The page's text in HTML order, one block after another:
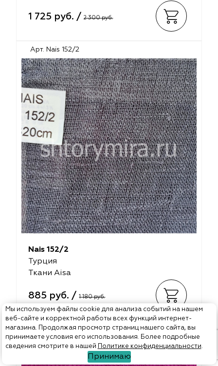
Мы используем файлы cookie для анализа событий на нашем
веб-сайте и корректной работы всех функций интернет-
магазина. Продолжая просмотр страниц нашего сайта, вы
принимаете условия его использования. Более подробные
сведения смотрите в нашей
Политике конфиденциальности.
Принимаю
1 725 руб. /2 300 руб.
Арт. Nais 152/2
Nais 152/2
Турция
Ткани Aisa
885 руб. /1 180 руб.
Арт. Greenland 117